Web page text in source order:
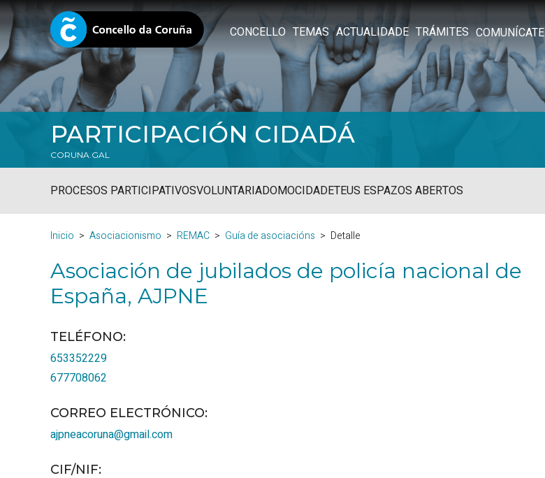
CONCELLO TEMAS ACTUALIDADE TRÁMITES COMUNÍCATE
PARTICIPACIÓN CIDADÁ
CORUNA.GAL
PROCESOS PARTICIPATIVOSVOLUNTARIADOMOCIDADETEUS ESPAZOS ABERTOS
Inicio Asociacionismo REMAC Guía de asociacións Detalle
Asociación de jubilados de policía nacional de
España, AJPNE
TELÉFONO:
653352229
677708062
CORREO ELECTRÓNICO:
ajpneacoruna@gmail.com
CIF/NIF: